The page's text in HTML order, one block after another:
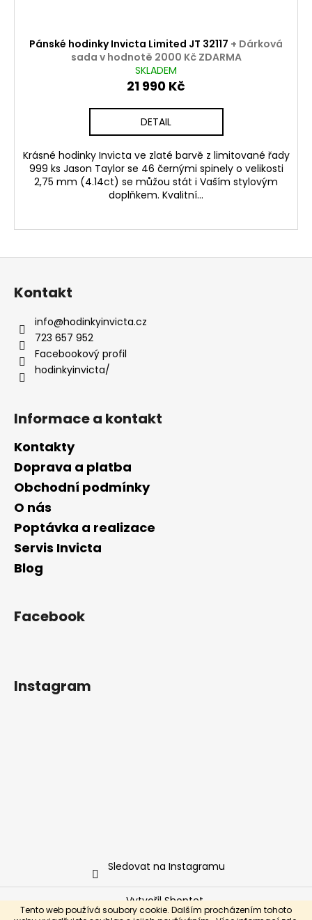
Tento web používá soubory cookie. Dalším procházením tohoto
Pánské hodinky Invicta Limited JT 32117 + Dárková
sada v hodnotě 2000 Kč ZDARMA
SKLADEM
21 990 Kč
DETAIL
Krásné hodinky Invicta ve zlaté barvě z limitované řady
999 ks Jason Taylor se 46 černými spinely o velikosti
2,75 mm (4.14ct) se můžou stát i Vaším stylovým
doplňkem. Kvalitní...
Kontakt
info@hodinkyinvicta.cz
723 657 952
Facebookový profil
hodinkyinvicta/
Informace a kontakt
Kontakty
Doprava a platba
Obchodní podmínky
O nás
Poptávka a realizace
Servis Invicta
Blog
Facebook
Instagram
Sledovat na Instagramu
Vytvořil Shoptet